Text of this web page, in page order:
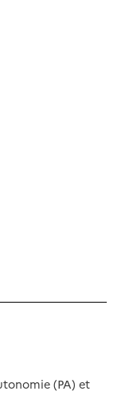
(PA) et